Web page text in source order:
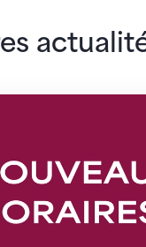
du